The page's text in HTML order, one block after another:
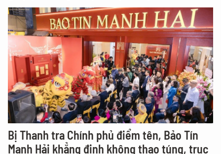
Bị Thanh tra Chính phủ điểm tên, Bảo Tín
Mạnh Hải khẳng định không thao túng, trục